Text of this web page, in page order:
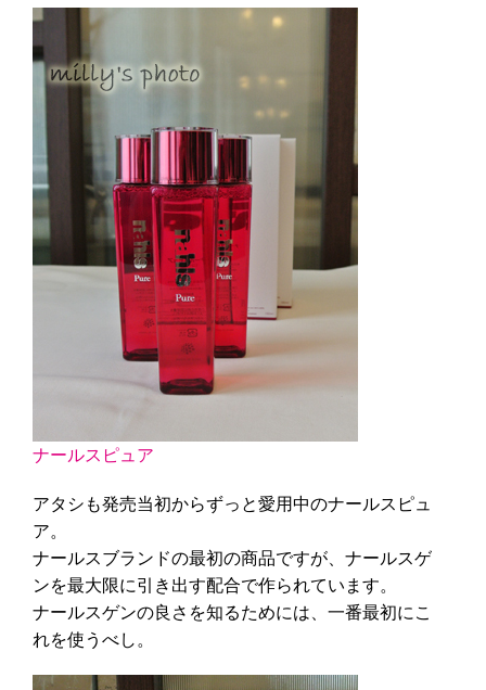
ナールスピュア
アタシも発売当初からずっと愛用中のナールスピュ
ア。
ナールスブランドの最初の商品ですが、ナールスゲ
ンを最大限に引き出す配合で作られています。
ナールスゲンの良さを知るためには、一番最初にこ
れを使うべし。